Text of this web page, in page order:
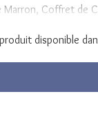
Marron, Coffret de
disponible